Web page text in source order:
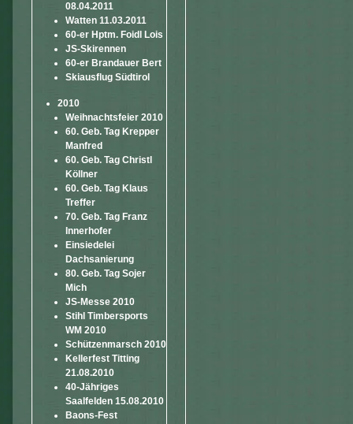
08.04.2011
Watten 11.03.2011
60-er Hptm. Foidl Lois
JS-Skirennen
60-er Brandauer Bert
Skiausflug Südtirol
2010
Weihnachtsfeier 2010
60. Geb. Tag Krepper
Manfred
60. Geb. Tag Christl
Köllner
60. Geb. Tag Klaus
Treffer
70. Geb. Tag Franz
Innerhofer
Einsiedelei
Dachsanierung
80. Geb. Tag Sojer
Mich
JS-Messe 2010
Stihl Timbersports
WM 2010
Schützenmarsch 2010
Kellerfest Titting
21.08.2010
40-Jähriges
Saalfelden 15.08.2010
Baons-Fest